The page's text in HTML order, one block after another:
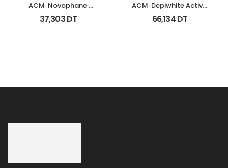
ACM  Novophane
Shampooing K Fl 125Ml
37,303DT
ACM  Depiwhite Active
Gel Unifiant Anti Taches
40Ml
66,134DT